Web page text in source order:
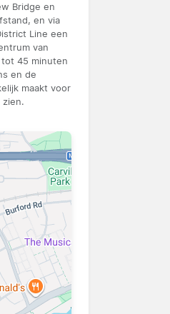
Bridge en
en via
Line een
van
45 minuten
en de
maakt voor
zien.